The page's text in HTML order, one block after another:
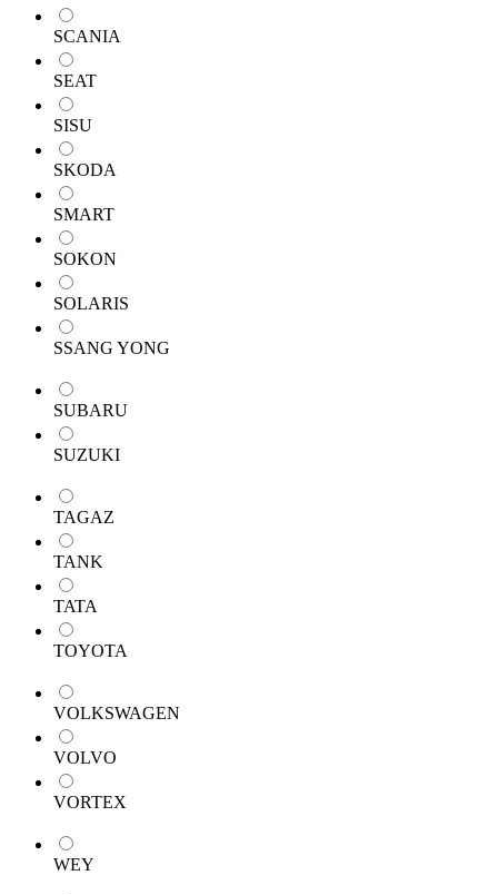
SCANIA
SEAT
SISU
SKODA
SMART
SOKON
SOLARIS
SSANG YONG
SUBARU
SUZUKI
TAGAZ
TANK
TATA
TOYOTA
VOLKSWAGEN
VOLVO
VORTEX
WEY